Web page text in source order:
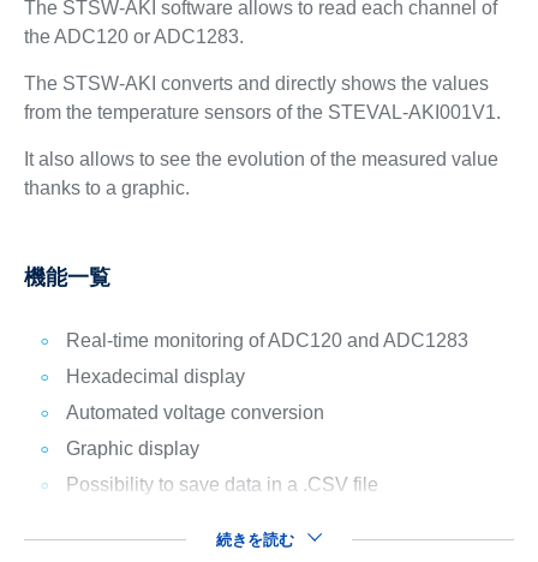
The STSW-AKI software allows to read each channel of
the ADC120 or ADC1283.
The STSW-AKI converts and directly shows the values
from the temperature sensors of the STEVAL-AKI001V1.
It also allows to see the evolution of the measured value
thanks to a graphic.
機能一覧
Real-time monitoring of ADC120 and ADC1283
Hexadecimal display
Automated voltage conversion
Graphic display
Possibility to save data in a .CSV file
続きを読む